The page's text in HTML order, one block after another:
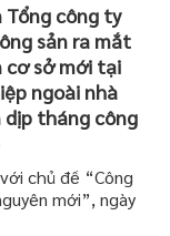
Tổng công ty
sản ra mắt
cơ sở mới tại
ngoài nhà
dịp tháng công
chủ đề “Công
mới”, ngày